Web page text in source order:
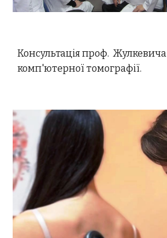
Консультація проф. Жулкевича
комп'ютерної томографії.